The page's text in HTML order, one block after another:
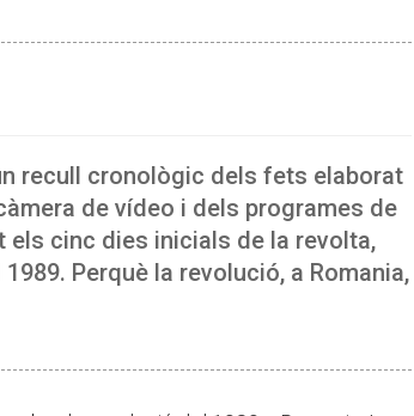
recull cronològic dels fets elaborat
de vídeo i dels programes de
cinc dies inicials de la revolta,
Perquè la revolució, a Romania,